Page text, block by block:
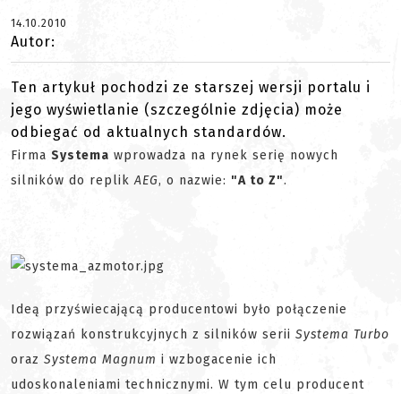
14.10.2010
Autor:
Ten artykuł pochodzi ze starszej wersji portalu i
jego wyświetlanie (szczególnie zdjęcia) może
odbiegać od aktualnych standardów.
Firma Systema wprowadza na rynek serię nowych
silników do replikAEG, o nazwie: "A to Z".
Ideą przyświecającą producentowi było połączenie
rozwiązań konstrukcyjnych z silników serii Systema Turbo
oraz Systema Magnum i wzbogacenie ich
udoskonaleniami technicznymi. W tym celu producent